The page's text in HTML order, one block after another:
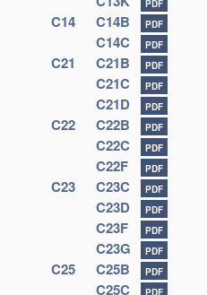
PDF
C14 C14B PDF
C14C PDF
C21 C21B PDF
C21C PDF
C21D PDF
C22 C22B PDF
C22C PDF
C22F PDF
C23 C23C PDF
C23D PDF
C23F PDF
C23G PDF
C25 C25B PDF
C25C PDF